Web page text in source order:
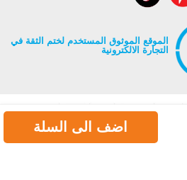
اضف الى السلة
الموقع الموثوق المستخدم لختم الثقة في
التجارة الالكترونية